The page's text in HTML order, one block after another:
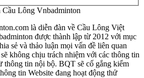
Lông Vnbadminton
là diễn đàn về Cầu Lông Việt
được thành lập từ 2012 với mục
sẻ và thảo luận mọi vấn đề liên quan
không chịu trách nhiệm với các thông tin
thông tin nội bộ. BQT sẽ cố gắng kiểm
tin Website đang hoạt động thử